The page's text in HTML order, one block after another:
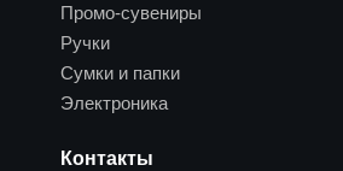
Промо-сувениры
Ручки
Сумки и папки
Электроника
Контакты